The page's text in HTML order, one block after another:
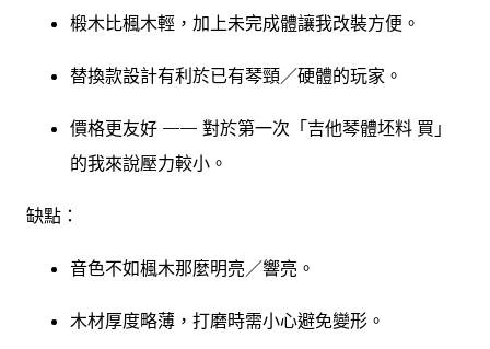
椴木比楓木輕，加上未完成體讓我改裝方便。
替換款設計有利於已有琴頸／硬體的玩家。
價格更友好 —— 對於第一次「吉他琴體坯料 買」
的我來說壓力較小。
缺點：
音色不如楓木那麼明亮／響亮。
木材厚度略薄，打磨時需小心避免變形。